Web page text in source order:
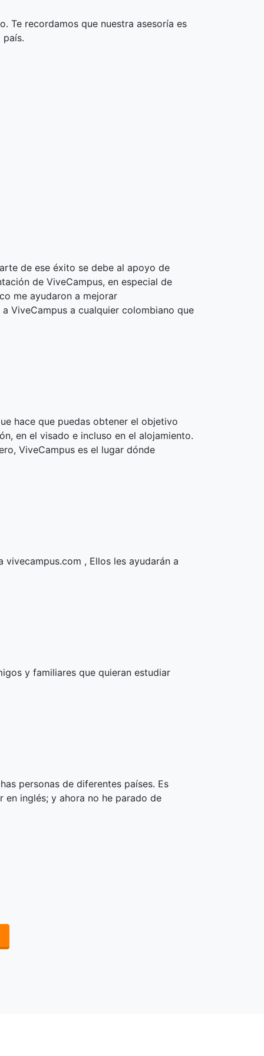
Te recordamos que nuestra asesoría es
de ese éxito se debe al apoyo de
de ViveCampus, en especial de
me ayudaron a mejorar
ViveCampus a cualquier colombiano que
hace que puedas obtener el objetivo
en el visado e incluso en el alojamiento.
ViveCampus es el lugar dónde
, Ellos les ayudarán a
y familiares que quieran estudiar
personas de diferentes países. Es
inglés; y ahora no he parado de